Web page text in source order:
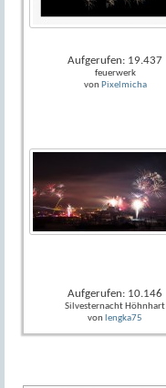
Aufgerufen: 19.437
feuerwerk
von Pixelmicha
Aufgerufen: 10.146
Silvesternacht Höhnhart
von lengka75